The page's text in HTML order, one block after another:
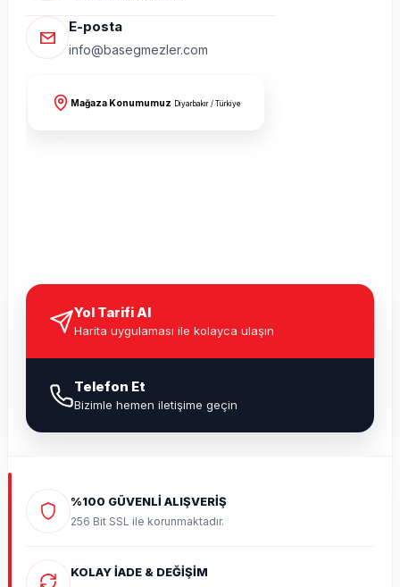
E-posta
info@basegmezler.com
Mağaza Konumumuz Diyarbakır / Türkiye
Yol Tarifi Al
Harita uygulaması ile kolayca ulaşın
Telefon Et
Bizimle hemen iletişime geçin
%100 GÜVENLİ ALIŞVERİŞ
256 Bit SSL ile korunmaktadır.
KOLAY İADE & DEĞİŞİM